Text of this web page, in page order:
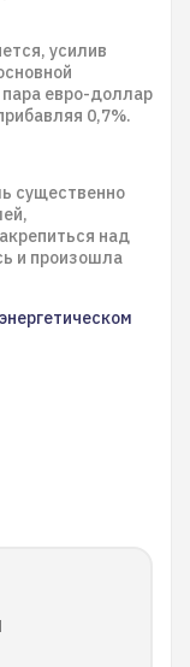
усилив
евро-доллар
0,7%.
существенно
над
и произошла